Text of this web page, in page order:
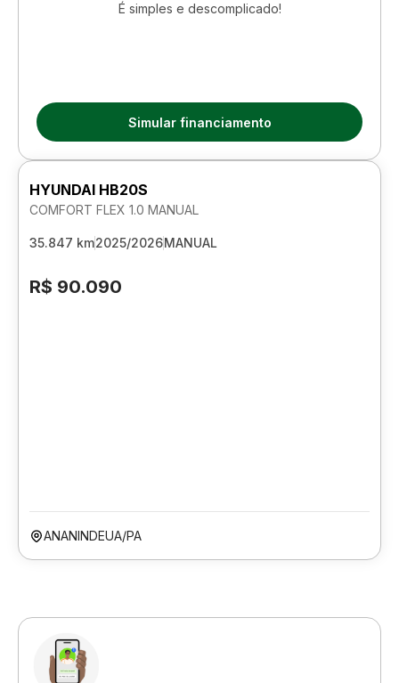
É simples e descomplicado!
Simular financiamento
HYUNDAI HB20S
COMFORT FLEX 1.0 MANUAL
35.847 km2025/2026MANUAL
R$ 90.090
ANANINDEUA/PA